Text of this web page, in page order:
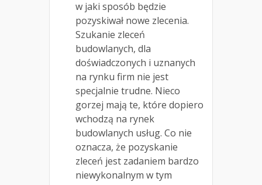
w jaki sposób będzie
pozyskiwał nowe zlecenia.
Szukanie zleceń
budowlanych, dla
doświadczonych i uznanych
na rynku firm nie jest
specjalnie trudne. Nieco
gorzej mają te, które dopiero
wchodzą na rynek
budowlanych usług. Co nie
oznacza, że pozyskanie
zleceń jest zadaniem bardzo
niewykonalnym w tym